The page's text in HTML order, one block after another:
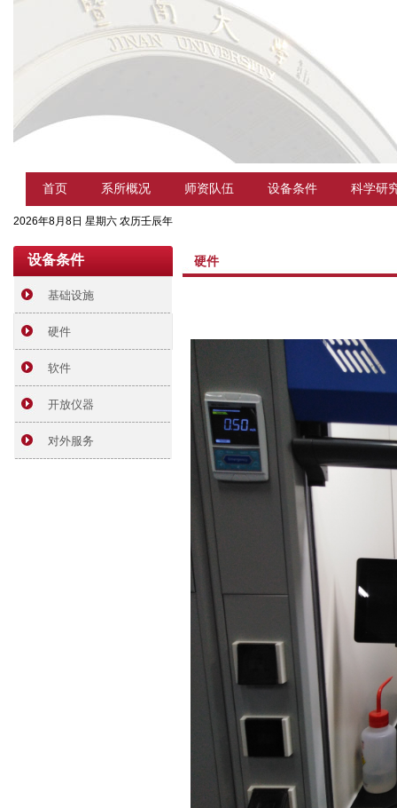
首页 系所概况 师资队伍 设备条件 科学研
2026年8月8日 星期六 农历壬辰年
设备条件
基础设施
硬件
软件
开放仪器
对外服务
硬件